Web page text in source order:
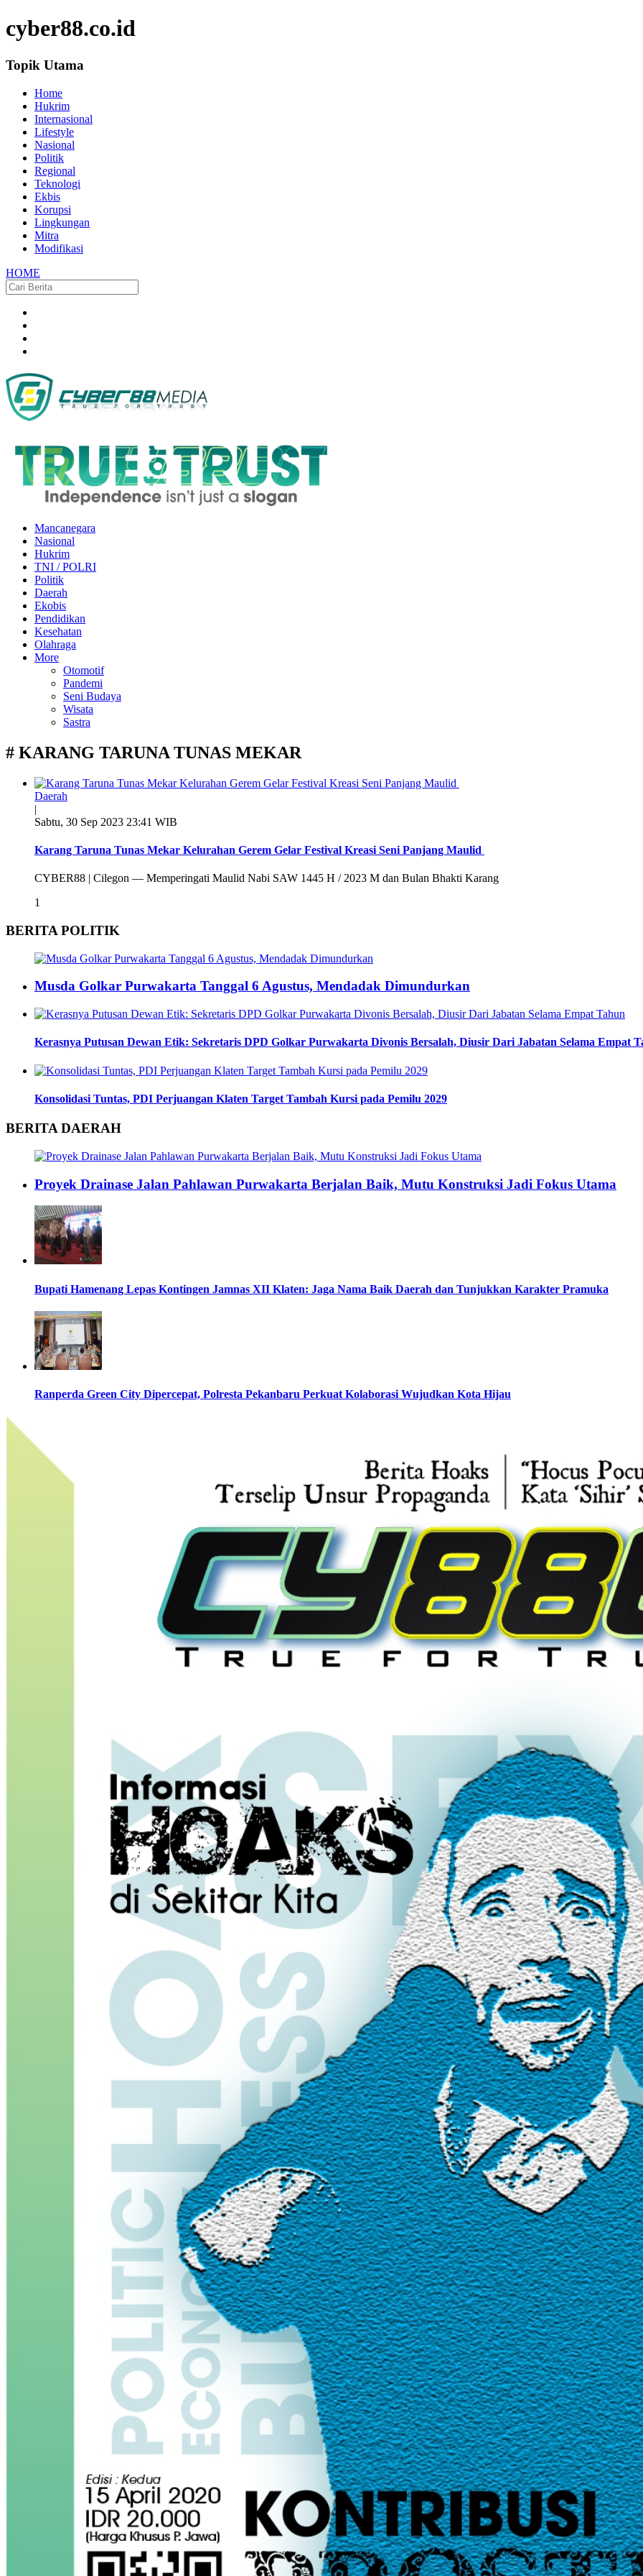
cyber88.co.id
Topik Utama
Home
Hukrim
Internasional
Lifestyle
Nasional
Politik
Regional
Teknologi
Ekbis
Korupsi
Lingkungan
Mitra
Modifikasi
HOME
Mancanegara
Nasional
Hukrim
TNI / POLRI
Politik
Daerah
Ekobis
Pendidikan
Kesehatan
Olahraga
More
Otomotif
Pandemi
Seni Budaya
Wisata
Sastra
# KARANG TARUNA TUNAS MEKAR
Daerah
|
Sabtu, 30 Sep 2023 23:41 WIB
Karang Taruna Tunas Mekar Kelurahan Gerem Gelar Festival Kreasi Seni Panjang Maulid
CYBER88 | Cilegon — Memperingati Maulid Nabi SAW 1445 H / 2023 M dan Bulan Bhakti Karang
1
BERITA POLITIK
Musda Golkar Purwakarta Tanggal 6 Agustus, Mendadak Dimundurkan
Kerasnya Putusan Dewan Etik: Sekretaris DPD Golkar Purwakarta Divonis Bersalah, Diusir Dari Jabatan Selama Empat
Konsolidasi Tuntas, PDI Perjuangan Klaten Target Tambah Kursi pada Pemilu 2029
BERITA DAERAH
Proyek Drainase Jalan Pahlawan Purwakarta Berjalan Baik, Mutu Konstruksi Jadi Fokus Utama
Bupati Hamenang Lepas Kontingen Jamnas XII Klaten: Jaga Nama Baik Daerah dan Tunjukkan Karakter Pramuka
Ranperda Green City Dipercepat, Polresta Pekanbaru Perkuat Kolaborasi Wujudkan Kota Hijau